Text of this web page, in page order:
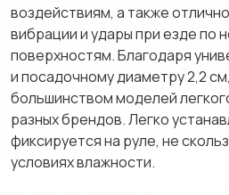
воздействиям, а также
вибрации и удары при езде по
поверхностям. Благодаря
и посадочному диаметру 2,2
большинством моделей
разных брендов. Легко
фиксируется на руле, не
условиях влажности.